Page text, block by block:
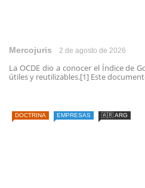
Mercojuris 2 de agosto de 2026
La OCDE dio a conocer el Índice de
útiles y reutilizables.[1] Este
DOCTRINA EMPRESAS 🇦🇷 ARG